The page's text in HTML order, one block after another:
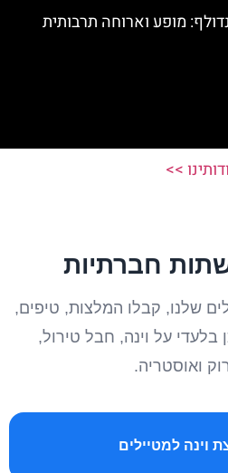
מופע וארוחה תרבותית
>>
חברתיות
שלנו, קבלו המלצות, טיפים,
בלעדי על וינה, חבל טירול,
ואוסטריה.